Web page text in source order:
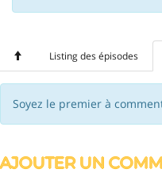
Listing des épisodes
Soyez le premier à
AJOUTER UN